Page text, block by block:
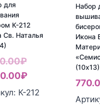
для
К-212
Св. Наталья
₽
цена
составляла
₽Текущая
цена:
К-212
Набор
Икона
(10х13)